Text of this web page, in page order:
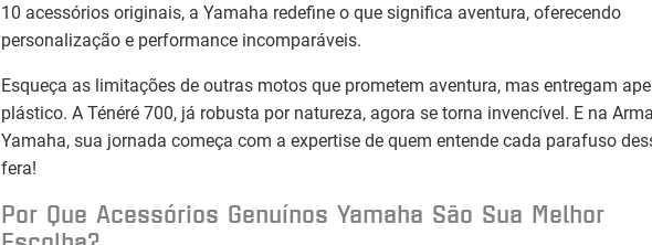
10 acessórios originais, a Yamaha redefine o que significa aventura, oferecendo
personalização e performance incomparáveis.
Esqueça as limitações de outras motos que prometem aventura, mas entregam
plástico. A Ténéré 700, já robusta por natureza, agora se torna invencível. E na
Yamaha, sua jornada começa com a expertise de quem entende cada parafuso
fera!
Por Que Acessórios Genuínos Yamaha São Sua Melhor